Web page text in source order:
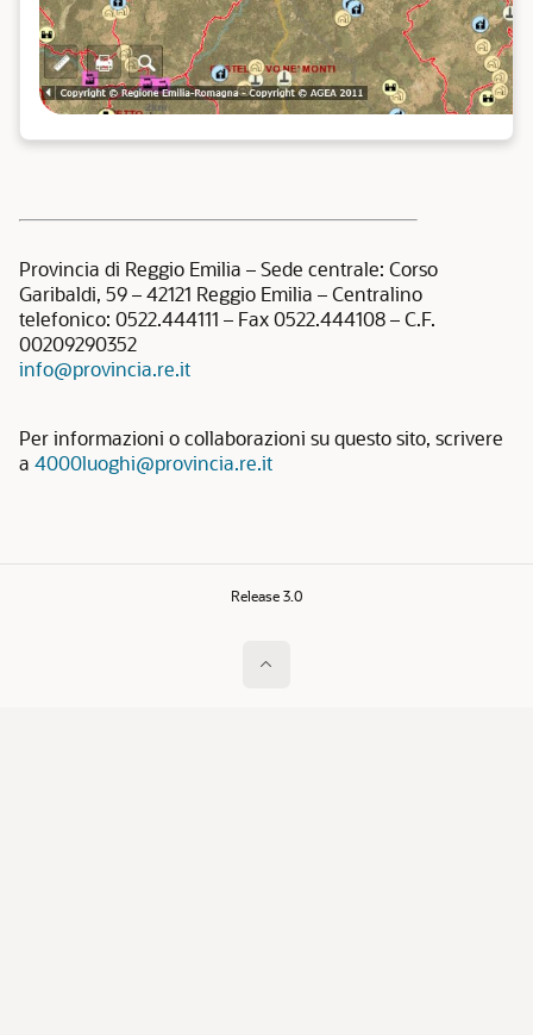
Provincia di Reggio Emilia – Sede centrale: Corso
Garibaldi, 59 – 42121 Reggio Emilia – Centralino
telefonico: 0522.444111 – Fax 0522.444108 – C.F.
00209290352
info@provincia.re.it
Per informazioni o collaborazioni su questo sito, scrivere
a 4000luoghi@provincia.re.it
Release 3.0